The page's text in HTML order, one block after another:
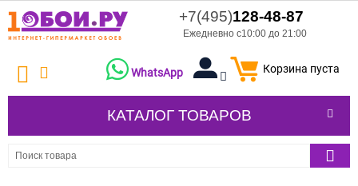
+7(495)128-48-87
Ежедневно с10:00 до 21:00
Корзина пуста
WhatsApp
КАТАЛОГ ТОВАРОВ